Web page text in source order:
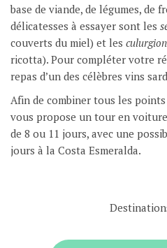
base de viande, de légumes, de
délicatesses à essayer sont les
couverts du miel) et les
ricotta). Pour compléter votre
repas d’un des célèbres vins
Afin de combiner tous les
vous propose un tour en
de 8 ou 11 jours, avec une
jours à la Costa Esmeralda.